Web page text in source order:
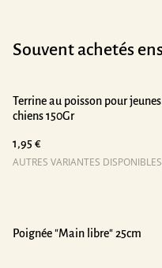
Souvent achetés
Terrine au poisson pour jeunes
chiens 150Gr
1,95 €
AUTRES VARIANTES DISPONIBLES
Poignée "Main libre" 25cm